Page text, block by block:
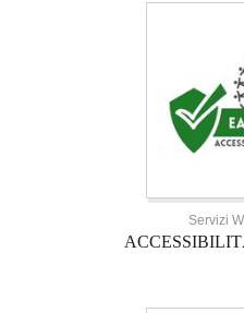
Servizi